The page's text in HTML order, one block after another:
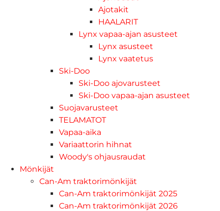
Ajotakit
HAALARIT
Lynx vapaa-ajan asusteet
Lynx asusteet
Lynx vaatetus
Ski-Doo
Ski-Doo ajovarusteet
Ski-Doo vapaa-ajan asusteet
Suojavarusteet
TELAMATOT
Vapaa-aika
Variaattorin hihnat
Woody's ohjausraudat
Mönkijät
Can-Am traktorimönkijät
Can-Am traktorimönkijät 2025
Can-Am traktorimönkijät 2026